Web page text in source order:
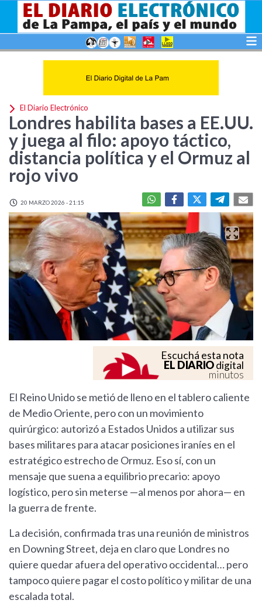
El Diario Electrónico
Londres habilita bases a EE.UU.
y juega al filo: apoyo táctico,
distancia política y el Ormuz al
rojo vivo
20 MARZO 2026 - 21:15
Escuchá esta nota
EL DIARIOdigital
minutos
El Reino Unido se metió de lleno en el tablero caliente
de Medio Oriente, pero con un movimiento
quirúrgico: autorizó a Estados Unidos a utilizar sus
bases militares para atacar posiciones iraníes en el
estratégico estrecho de Ormuz. Eso sí, con un
mensaje que suena a equilibrio precario: apoyo
logístico, pero sin meterse —al menos por ahora— en
la guerra de frente.
La decisión, confirmada tras una reunión de ministros
en Downing Street, deja en claro que Londres no
quiere quedar afuera del operativo occidental… pero
tampoco quiere pagar el costo político y militar de una
escalada total.